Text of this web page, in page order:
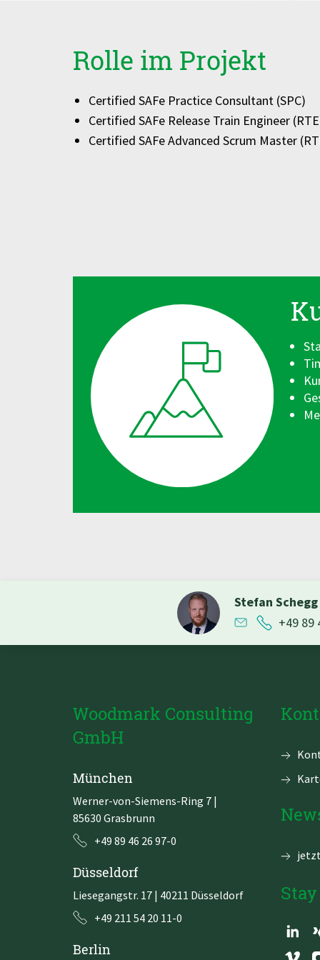
Rolle im Projekt
Certified SAFe Practice Consultant (SPC)
Certified SAFe Release Train Engineer
Certified SAFe Advanced Scrum Master
Stefan Schegg
+49 89
Woodmark Consulting
GmbH
München
Werner-von-Siemens-Ring 7 |
85630 Grasbrunn
+49 89 46 26 97-0
Düsseldorf
Liesegangstr. 17 | 40211 Düsseldorf
+49 211 54 20 11-0
Berlin